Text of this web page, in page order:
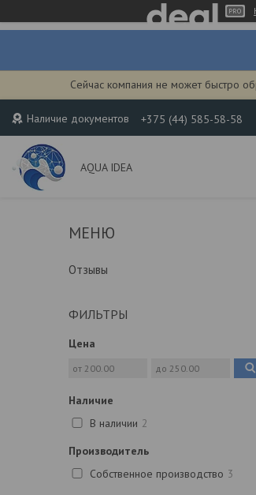
Сейчас компания не может быстро
Наличие документов +375 (44) 585-58-58
AQUA IDEA
Отзывы
ФИЛЬТРЫ
Цена
Наличие
В наличии 2
Производитель
Собственное производство 3